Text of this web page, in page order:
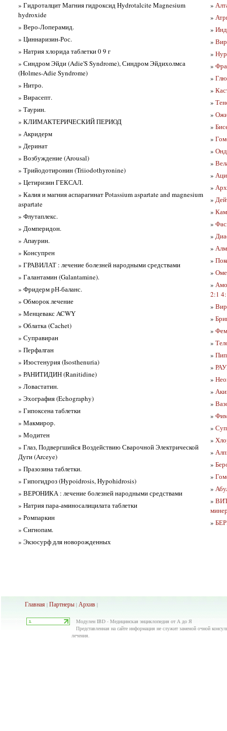
» Гидроталцит Магния гидроксид Hydrotalcite Magnesium
hydroxide
» Веро-Лоперамид.
» Циннаризин-Рос.
» Натрия хлорида таблетки 0 9 г
» Синдром Эйди (Adie'S Syndrome), Синдром Эйдихолмса
(Holmes-Adie Syndrome)
» Нитро.
» Вирасепт.
» Таурин.
» КЛИМАКТЕРИЧЕСКИЙ ПЕРИОД
» Акридерм
» Деринат
» Возбуждение (Arousal)
» Трийодотиронин (Triiodothyronine)
» Цетиризин ГЕКСАЛ.
» Калия и магния аспарагинат Potassium aspartate and magnesium
aspartate
» Флутаплекс.
» Домперидон.
» Апаурин.
» Консупрен
» ГРАВИЛАТ : лечение болезней народными средствами
» Галантамин (Galantamine).
» Фридерм рН-баланс.
» Обморок лечение
» Менцевакс ACWY
» Облатка (Cachet)
» Суправиран
» Перфалган
» Изостенурия (Isosthenuria)
» РАНИТИДИН (Ranitidine)
» Ловастатин.
» Эхография (Echography)
» Гипоксена таблетки
» Макмирор.
» Модитен
» Глаз, Подвергшийся Воздействию Сварочной Электрической
Дуги (Arceye)
» Празозина таблетки.
» Гипогидроз (Hypoidrosis, Hypohidrosis)
» ВЕРОНИКА : лечение болезней народными средствами
» Натрия пара-аминосалицилата таблетки
» Ромпаркин
» Сигнопам.
» Экзосурф для новорожденных
»
»
»
»
»
»
»
»
»
»
»
»
»
»
»
»
»
»
»
»
»
»
»
»
2:1
»
»
»
»
»
»
»
»
»
»
»
»
»
»
»
»
»
»
Главная | Партнеры | Архив |
Модулен IBD - Медицинская энциклопедия от А до Я
Представленная на сайте информация не служит заменой очной
лечения.